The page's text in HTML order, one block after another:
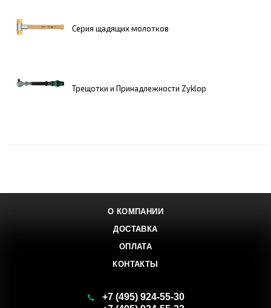
Серия щадящих молотков
Трещотки и Принадлежности Zyklop
О КОМПАНИИ
ДОСТАВКА
ОПЛАТА
КОНТАКТЫ
+7 (495) 924-55-30